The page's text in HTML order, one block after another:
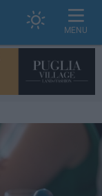
MENU